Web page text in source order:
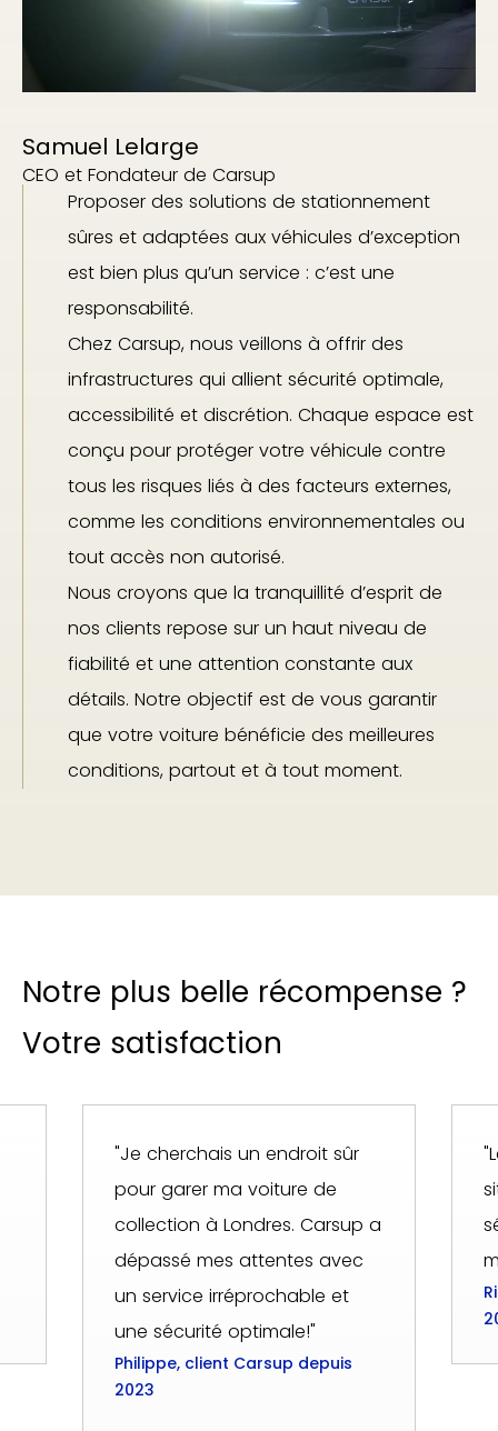
Samuel Lelarge
CEO et Fondateur de Carsup
Proposer des solutions de stationnement
sûres et adaptées aux véhicules d’exception
est bien plus qu’un service : c’est une
responsabilité.
Chez Carsup, nous veillons à offrir des
infrastructures qui allient sécurité optimale,
accessibilité et discrétion. Chaque espace est
conçu pour protéger votre véhicule contre
tous les risques liés à des facteurs externes,
comme les conditions environnementales ou
tout accès non autorisé.
Nous croyons que la tranquillité d’esprit de
nos clients repose sur un haut niveau de
fiabilité et une attention constante aux
détails. Notre objectif est de vous garantir
que votre voiture bénéficie des meilleures
conditions, partout et à tout moment.
Notre plus belle récompense ?
Votre satisfaction
"Je cherchais un endroit sûr
pour garer ma voiture de
collection à Londres. Carsup a
dépassé mes attentes avec
un service irréprochable et
une sécurité optimale!"
Philippe, client Carsup depuis
2023